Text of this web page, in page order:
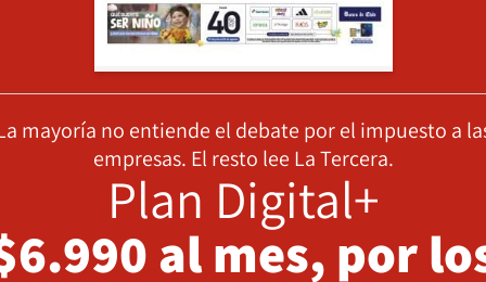
mayoría no entiende el debate por el impuesto a
empresas. El resto lee La Tercera.
Plan Digital+
al mes, por